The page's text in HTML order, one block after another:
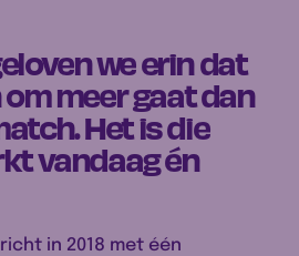
we erin dat
meer gaat dan
Het is die
vandaag én
in 2018 met één